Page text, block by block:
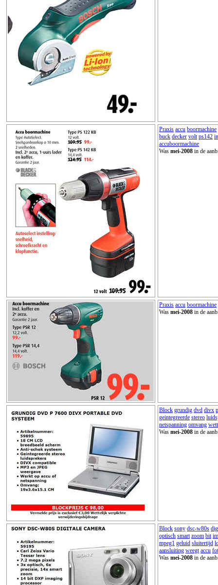
Praxis accu boormachine
buck decker volt ps142
accuboormachine
Was mei-2008 in de
Praxis accu boormachine
Was mei-2008 in de
Block grundig dvd divx
geintegreerde stereo
netspanning omvang
Was mei-2008 in de
Block sony dsc-w80s
optisch smart zoom bit
mpeg1 geluid sluitertijd
aansluiting weegt accu
Was mei-2008 in de